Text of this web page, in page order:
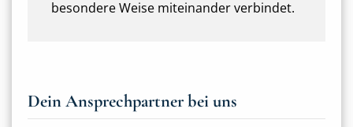
besondere Weise miteinander verbindet.
Dein Ansprechpartner bei uns